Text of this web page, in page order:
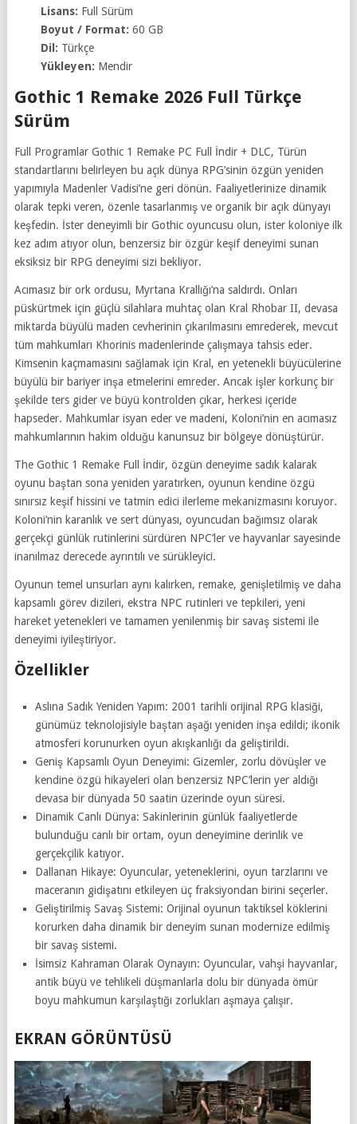
Lisans: Full Sürüm
Boyut / Format: 60 GB
Dil: Türkçe
Yükleyen: Mendir
Gothic 1 Remake 2026 Full Türkçe
Sürüm
Full Programlar Gothic 1 Remake PC Full İndir + DLC, Türün
standartlarını belirleyen bu açık dünya RPG’sinin özgün yeniden
yapımıyla Madenler Vadisi’ne geri dönün. Faaliyetlerinize dinamik
olarak tepki veren, özenle tasarlanmış ve organik bir açık dünyayı
keşfedin. İster deneyimli bir Gothic oyuncusu olun, ister koloniye ilk
kez adım atıyor olun, benzersiz bir özgür keşif deneyimi sunan
eksiksiz bir RPG deneyimi sizi bekliyor.
Acımasız bir ork ordusu, Myrtana Krallığı’na saldırdı. Onları
püskürtmek için güçlü silahlara muhtaç olan Kral Rhobar II, devasa
miktarda büyülü maden cevherinin çıkarılmasını emrederek, mevcut
tüm mahkumları Khorinis madenlerinde çalışmaya tahsis eder.
Kimsenin kaçmamasını sağlamak için Kral, en yetenekli büyücülerine
büyülü bir bariyer inşa etmelerini emreder. Ancak işler korkunç bir
şekilde ters gider ve büyü kontrolden çıkar, herkesi içeride
hapseder. Mahkumlar isyan eder ve madeni, Koloni’nin en acımasız
mahkumlarının hakim olduğu kanunsuz bir bölgeye dönüştürür.
The Gothic 1 Remake Full İndir, özgün deneyime sadık kalarak
oyunu baştan sona yeniden yaratırken, oyunun kendine özgü
sınırsız keşif hissini ve tatmin edici ilerleme mekanizmasını koruyor.
Koloni’nin karanlık ve sert dünyası, oyuncudan bağımsız olarak
gerçekçi günlük rutinlerini sürdüren NPC’ler ve hayvanlar sayesinde
inanılmaz derecede ayrıntılı ve sürükleyici.
Oyunun temel unsurları aynı kalırken, remake, genişletilmiş ve daha
kapsamlı görev dizileri, ekstra NPC rutinleri ve tepkileri, yeni
hareket yetenekleri ve tamamen yenilenmiş bir savaş sistemi ile
deneyimi iyileştiriyor.
Özellikler
Aslına Sadık Yeniden Yapım: 2001 tarihli orijinal RPG klasiği,
günümüz teknolojisiyle baştan aşağı yeniden inşa edildi; ikonik
atmosferi korunurken oyun akışkanlığı da geliştirildi.
Geniş Kapsamlı Oyun Deneyimi: Gizemler, zorlu dövüşler ve
kendine özgü hikayeleri olan benzersiz NPC’lerin yer aldığı
devasa bir dünyada 50 saatin üzerinde oyun süresi.
Dinamik Canlı Dünya: Sakinlerinin günlük faaliyetlerde
bulunduğu canlı bir ortam, oyun deneyimine derinlik ve
gerçekçilik katıyor.
Dallanan Hikaye: Oyuncular, yeteneklerini, oyun tarzlarını ve
maceranın gidişatını etkileyen üç fraksiyondan birini seçerler.
Geliştirilmiş Savaş Sistemi: Orijinal oyunun taktiksel köklerini
korurken daha dinamik bir deneyim sunan modernize edilmiş
bir savaş sistemi.
İsimsiz Kahraman Olarak Oynayın: Oyuncular, vahşi hayvanlar,
antik büyü ve tehlikeli düşmanlarla dolu bir dünyada ömür
boyu mahkumun karşılaştığı zorlukları aşmaya çalışır.
EKRAN GÖRÜNTÜSÜ